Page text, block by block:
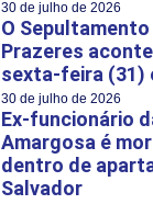
30 de julho de 2026
O
Prazeres
sexta-feira (31)
30 de julho de 2026
Ex-funcionário
Amargosa é
dentro de
Salvador